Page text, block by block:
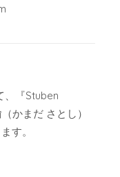
、『Stuben
かまだ さとし）
す。